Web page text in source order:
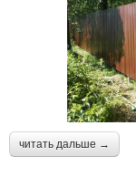
читать дальше →